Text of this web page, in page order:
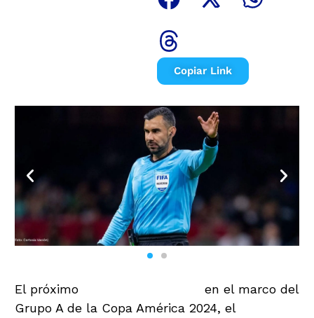
Copiar Link
El próximo
en el marco del
Grupo A de la Copa América 2024, el